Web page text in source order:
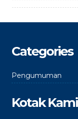
Categories
Pengumuman
Kotak Kami